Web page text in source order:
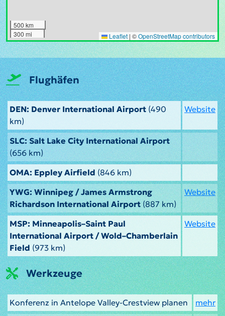
500 km
300 mi
Leaflet | ©OpenStreetMap contributors
Flughäfen
DEN: Denver International Airport (490
km)
Website
SLC: Salt Lake City International Airport
(656 km)
OMA: Eppley Airfield (846 km)
YWG: Winnipeg / James Armstrong
Richardson International Airport(887 km)
Website
MSP: Minneapolis–Saint Paul
International Airport / Wold–Chamberlain
Field (973 km)
Website
Werkzeuge
Konferenz in Antelope Valley-Crestview planen
mehr